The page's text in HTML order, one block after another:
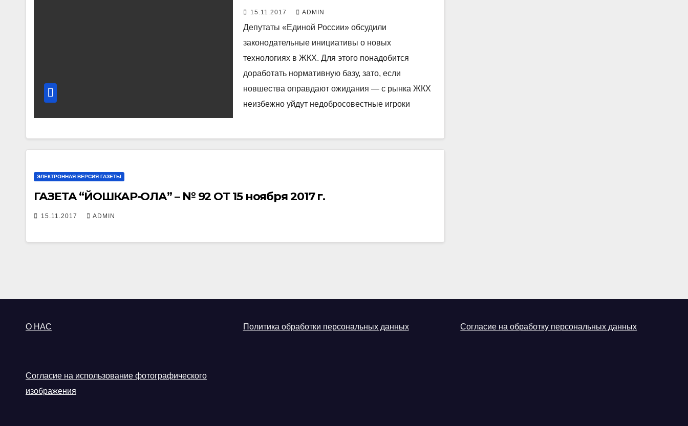
игроков с рынка ЖКХ
15.11.2017 ADMIN
Депутаты «Единой России» обсудили
законодательные инициативы о новых
технологиях в ЖКХ. Для этого понадобится
доработать нормативную базу, зато, если
новшества оправдают ожидания — с рынка ЖКХ
неизбежно уйдут недобросовестные игроки
ЭЛЕКТРОННАЯ ВЕРСИЯ ГАЗЕТЫ
ГАЗЕТА “ЙОШКАР-ОЛА” – № 92 ОТ 15 ноября 2017 г.
15.11.2017 ADMIN
О НАС Политика обработки персональных данных Согласие на обработку персональных данных
Согласие на использование фотографического
изображения